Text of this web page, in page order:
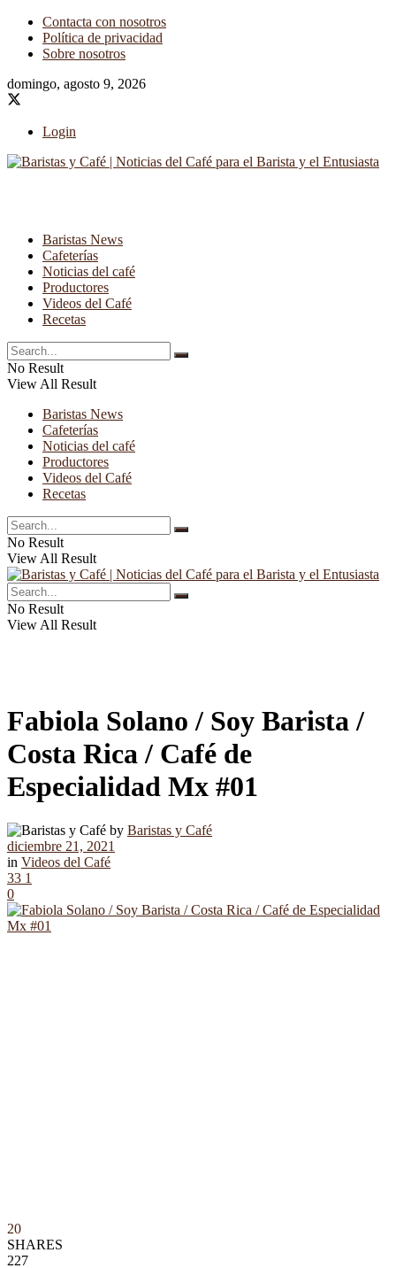
Contacta con nosotros
Política de privacidad
Sobre nosotros
domingo, agosto 9, 2026
Login
Baristas News
Cafeterías
Noticias del café
Productores
Videos del Café
Recetas
No Result
View All Result
Baristas News
Cafeterías
Noticias del café
Productores
Videos del Café
Recetas
No Result
View All Result
No Result
View All Result
Fabiola Solano / Soy Barista /
Costa Rica / Café de
Especialidad Mx #01
by Baristas y Café
diciembre 21, 2021
in Videos del Café
33 1
0
20
SHARES
227